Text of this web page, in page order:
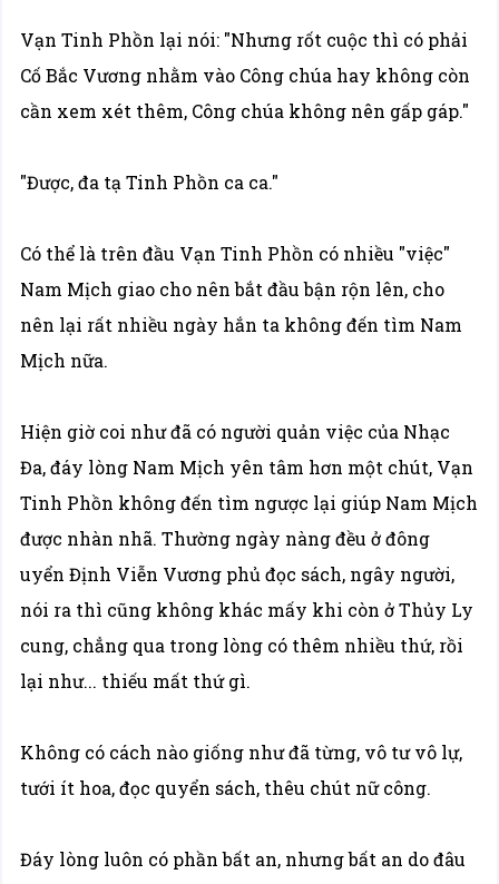
Vạn Tinh Phồn lại nói: "Nhưng rốt cuộc thì có phải
Cố Bắc Vương nhằm vào Công chúa hay không còn
cần xem xét thêm, Công chúa không nên gấp gáp."
"Được, đa tạ Tinh Phồn ca ca."
Có thể là trên đầu Vạn Tinh Phồn có nhiều "việc"
Nam Mịch giao cho nên bắt đầu bận rộn lên, cho
nên lại rất nhiều ngày hắn ta không đến tìm Nam
Mịch nữa.
Hiện giờ coi như đã có người quản việc của Nhạc
Đa, đáy lòng Nam Mịch yên tâm hơn một chút, Vạn
Tinh Phồn không đến tìm ngược lại giúp Nam Mịch
được nhàn nhã. Thường ngày nàng đều ở đông
uyển Định Viễn Vương phủ đọc sách, ngây người,
nói ra thì cũng không khác mấy khi còn ở Thủy Ly
cung, chẳng qua trong lòng có thêm nhiều thứ, rồi
lại như... thiếu mất thứ gì.
Không có cách nào giống như đã từng, vô tư vô lự,
tưới ít hoa, đọc quyển sách, thêu chút nữ công.
Đáy lòng luôn có phần bất an, nhưng bất an do đâu